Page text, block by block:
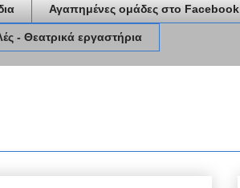
Αγαπημένες ομάδες στο Facebook
- Θεατρικά εργαστήρια